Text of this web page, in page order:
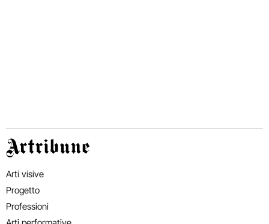
Artribune
Arti visive
Progetto
Professioni